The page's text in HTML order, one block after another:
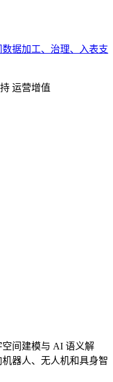
据加工、治理、入表支
运营增值
间建模与 AI 语义解
器人、无人机和具身智